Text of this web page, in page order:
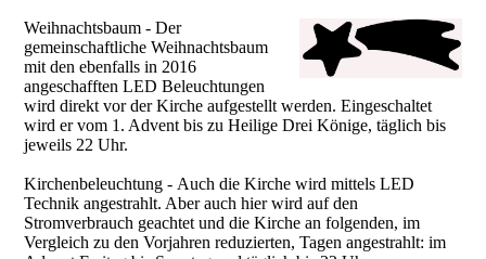
Weihnachtsbaum - Der
gemeinschaftliche Weihnachtsbaum
mit den ebenfalls in 2016
angeschafften LED Beleuchtungen
wird direkt vor der Kirche aufgestellt werden. Eingeschaltet
wird er vom 1. Advent bis zu Heilige Drei Könige, täglich bis
jeweils 22 Uhr.
Kirchenbeleuchtung - Auch die Kirche wird mittels LED
Technik angestrahlt. Aber auch hier wird auf den
Stromverbrauch geachtet und die Kirche an folgenden, im
Vergleich zu den Vorjahren reduzierten, Tagen angestrahlt: im